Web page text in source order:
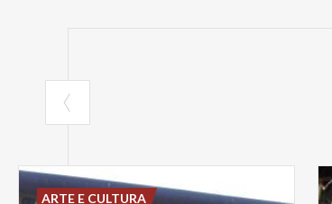
ARTE E CULTURA